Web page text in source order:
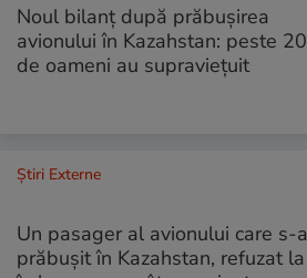
Noul bilanț după prăbușirea
avionului în Kazahstan: peste 20
de oameni au supraviețuit
Știri Externe
Un pasager al avionului care s-a
prăbușit în Kazahstan, refuzat la